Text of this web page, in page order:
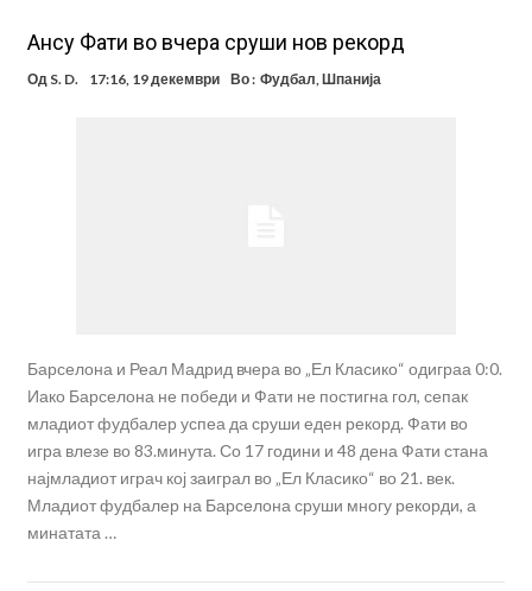
Aнсу Фати во вчера сруши нов рекорд
Од S. D. 17:16, 19 декември Во : Фудбал Шпанија
Барселона и Реал Мадрид вчера во „Ел Класико“ одиграа 0:0.
Иако Барселона не победи и Фати не постигна гол, сепак
младиот фудбалер успеа да сруши еден рекорд. Фати во
игра влезе во 83.минута. Со 17 години и 48 дена Фати стана
најмладиот играч кој заиграл во „Ел Класико“ во 21. век.
Младиот фудбалер на Барселона сруши многу рекорди, а
минатата …